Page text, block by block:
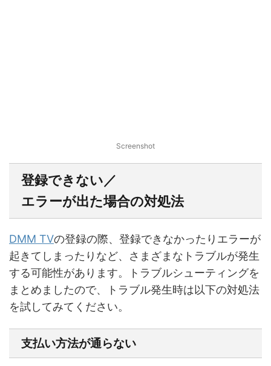
Screenshot
登録できない／
エラーが出た場合の対処法
DMM TVの登録の際、登録できなかったりエラーが
起きてしまったりなど、さまざまなトラブルが発生
する可能性があります。トラブルシューティングを
まとめましたので、トラブル発生時は以下の対処法
を試してみてください。
支払い方法が通らない